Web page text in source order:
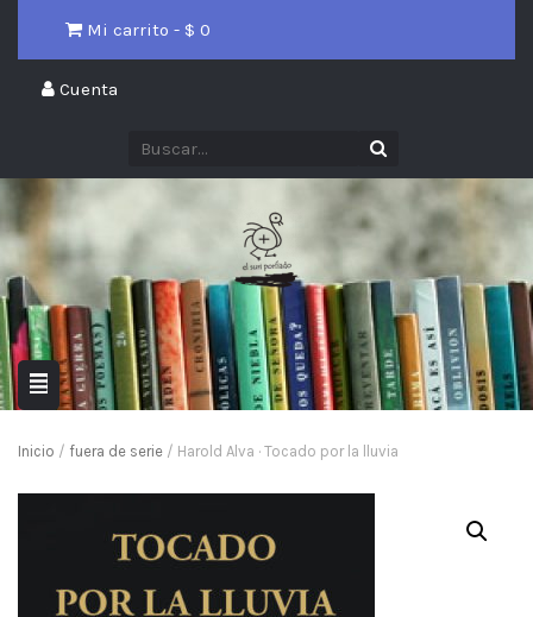
Mi carrito - $ 0
Cuenta
Inicio / fuera de serie / Harold Alva · Tocado por la lluvia